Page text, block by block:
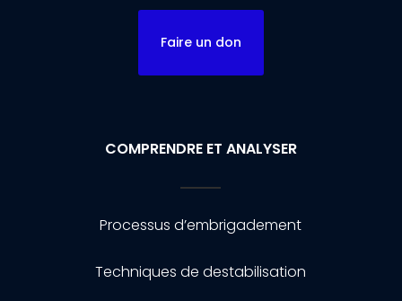
Faire un don
COMPRENDRE ET ANALYSER
Processus d’embrigadement
Techniques de destabilisation